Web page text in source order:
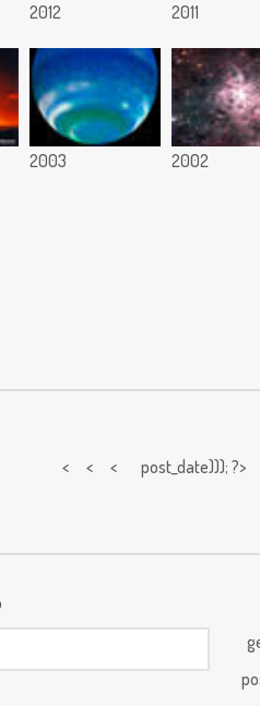
2012 2011
2003 2002
< < < post_date)));